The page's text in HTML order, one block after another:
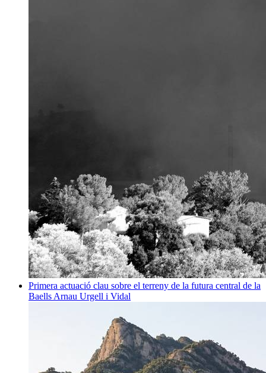
Primera actuació clau sobre el terreny de la futura central de la
Baells Arnau Urgell i Vidal